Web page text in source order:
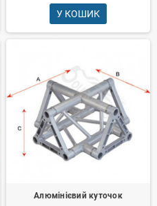
У КОШИК
Алюмінієвий куточок